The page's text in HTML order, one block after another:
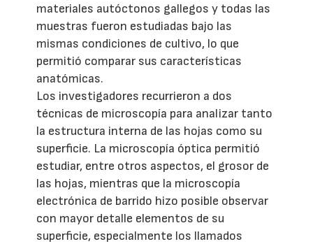
materiales autóctonos gallegos y todas las
muestras fueron estudiadas bajo las
mismas condiciones de cultivo, lo que
permitió comparar sus características
anatómicas.
Los investigadores recurrieron a dos
técnicas de microscopía para analizar tanto
la estructura interna de las hojas como su
superficie. La microscopía óptica permitió
estudiar, entre otros aspectos, el grosor de
las hojas, mientras que la microscopía
electrónica de barrido hizo posible observar
con mayor detalle elementos de su
superficie, especialmente los llamados